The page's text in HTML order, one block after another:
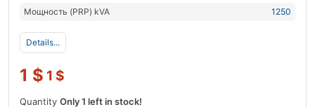
Мощность (PRP) kVA
1250
Details...
1 $ 1 $
Quantity Only 1 left in stock!